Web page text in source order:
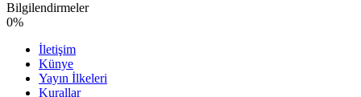
Bilgilendirmeler
0%
İletişim
Künye
Yayın İlkeleri
Kurallar